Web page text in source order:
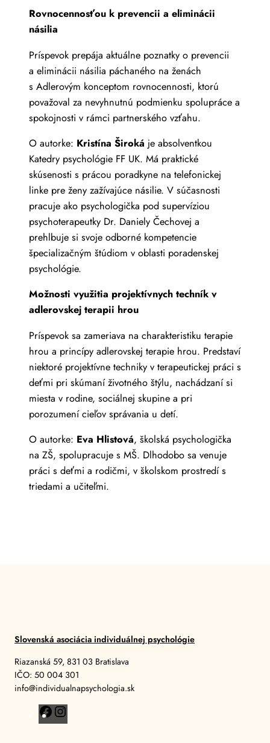
Rovnocennosťou k prevencii a eliminácii
násilia
Príspevok prepája aktuálne poznatky o prevencii
a eliminácii násilia páchaného na ženách
s Adlerovým konceptom rovnocennosti, ktorú
považoval za nevyhnutnú podmienku spolupráce a
spokojnosti v rámci partnerského vzťahu.
O autorke: Kristína Široká je absolventkou
Katedry psychológie FF UK. Má praktické
skúsenosti s prácou poradkyne na telefonickej
linke pre ženy zažívajúce násilie. V súčasnosti
pracuje ako psychologička pod supervíziou
psychoterapeutky Dr. Daniely Čechovej a
prehlbuje si svoje odborné kompetencie
špecializačným štúdiom v oblasti poradenskej
psychológie.
Možnosti využitia projektívnych techník v
adlerovskej terapii hrou
Príspevok sa zameriava na charakteristiku terapie
hrou a princípy adlerovskej terapie hrou. Predstaví
niektoré projektívne techniky v terapeutickej práci s
deťmi pri skúmaní životného štýlu, nachádzaní si
miesta v rodine, sociálnej skupine a pri
porozumení cieľov správania u detí.
O autorke: Eva Hlistová, školská psychologička
na ZŠ, spolupracuje s MŠ. Dlhodobo sa venuje
práci s deťmi a rodičmi, v školskom prostredí s
triedami a učiteľmi.
Slovenská asociácia individuálnej psychológie
Riazanská 59, 831 03 Bratislava
IČO: 50 004 301
info@individualnapsychologia.sk
F
a
n